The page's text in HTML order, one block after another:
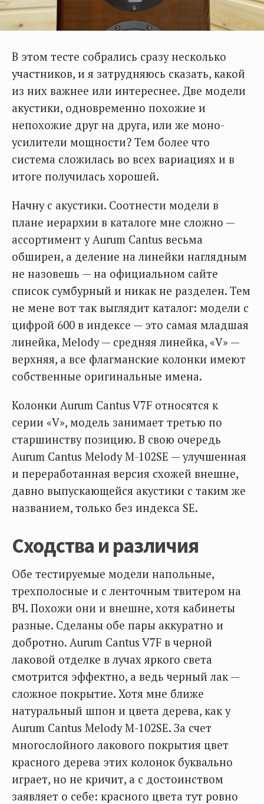
В этом тесте собрались сразу несколько
участников, и я затрудняюсь сказать, какой
из них важнее или интереснее. Две модели
акустики, одновременно похожие и
непохожие друг на друга, или же моно-
усилители мощности? Тем более что
система сложилась во всех вариациях и в
итоге получилась хорошей.
Начну с акустики. Соотнести модели в
плане иерархии в каталоге мне сложно —
ассортимент у Aurum Cantus весьма
обширен, а деление на линейки наглядным
не назовешь — на официальном сайте
список сумбурный и никак не разделен. Тем
не мене вот так выглядит каталог: модели с
цифрой 600 в индексе — это самая младшая
линейка, Melody — средняя линейка, «V» —
верхняя, а все флагманские колонки имеют
собственные оригинальные имена.
Колонки Aurum Cantus V7F относятся к
серии «V», модель занимает третью по
старшинству позицию. В свою очередь
Aurum Cantus Melody M-102SE — улучшенная
и переработанная версия схожей внешне,
давно выпускающейся акустики с таким же
названием, только без индекса SE.
Сходства и различия
Обе тестируемые модели напольные,
трехполосные и с ленточным твитером на
ВЧ. Похожи они и внешне, хотя кабинеты
разные. Сделаны обе пары аккуратно и
добротно. Aurum Cantus V7F в черной
лаковой отделке в лучах яркого света
смотрится эффектно, а ведь черный лак —
сложное покрытие. Хотя мне ближе
натуральный шпон и цвета дерева, как у
Aurum Cantus Melody M-102SE. За счет
многослойного лакового покрытия цвет
красного дерева этих колонок буквально
играет, но не кричит, а с достоинством
заявляет о себе: красного цвета тут ровно